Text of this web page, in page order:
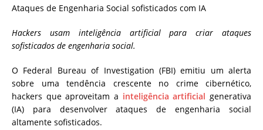
Ataques de Engenharia Social sofisticados com IA
Hackers usam inteligência artificial para criar ataques
sofisticados de engenharia social.
O Federal Bureau of Investigation (FBI) emitiu um alerta
sobre uma tendência crescente no crime cibernético,
hackers que aproveitam a inteligência artificialgenerativa
(IA) para desenvolver ataques de engenharia social
altamente sofisticados.